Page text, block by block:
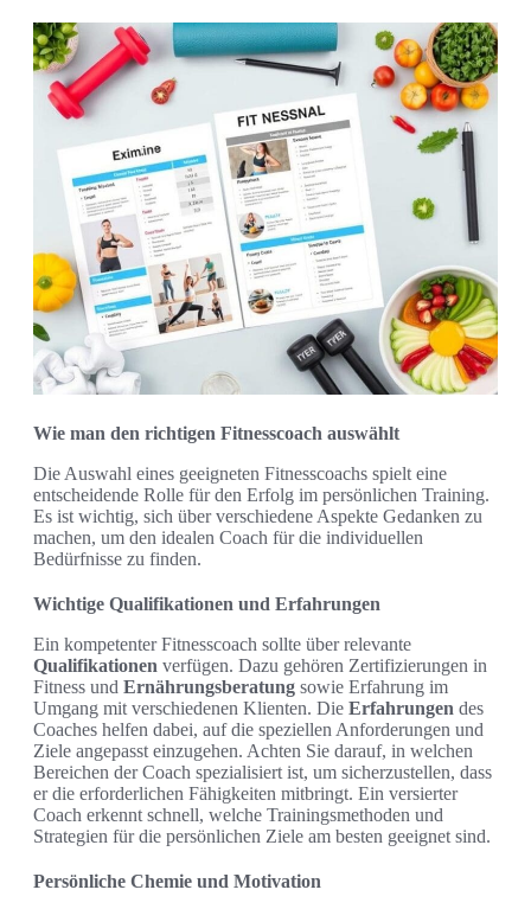
Wie man den richtigen Fitnesscoach auswählt
Die Auswahl eines geeigneten Fitnesscoachs spielt eine
entscheidende Rolle für den Erfolg im persönlichen Training.
Es ist wichtig, sich über verschiedene Aspekte Gedanken zu
machen, um den idealen Coach für die individuellen
Bedürfnisse zu finden.
Wichtige Qualifikationen und Erfahrungen
Ein kompetenter Fitnesscoach sollte über relevante
Qualifikationen verfügen. Dazu gehören Zertifizierungen in
Fitness und Ernährungsberatung sowie Erfahrung im
Umgang mit verschiedenen Klienten. Die Erfahrungen des
Coaches helfen dabei, auf die speziellen Anforderungen und
Ziele angepasst einzugehen. Achten Sie darauf, in welchen
Bereichen der Coach spezialisiert ist, um sicherzustellen, dass
er die erforderlichen Fähigkeiten mitbringt. Ein versierter
Coach erkennt schnell, welche Trainingsmethoden und
Strategien für die persönlichen Ziele am besten geeignet sind.
Persönliche Chemie und Motivation